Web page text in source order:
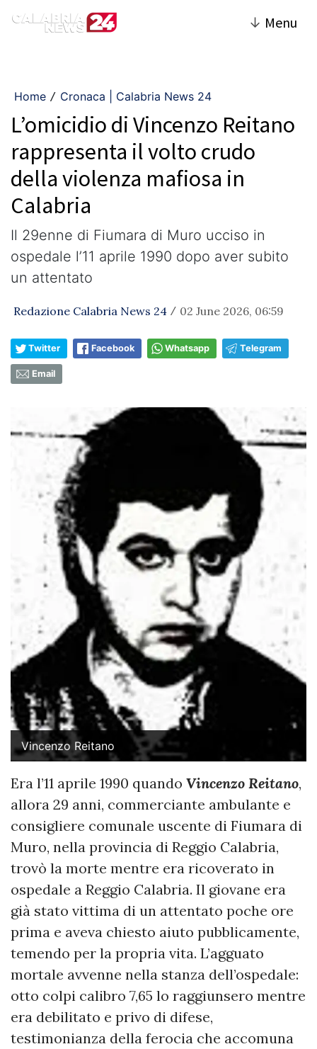
↓ Menu
Home / Cronaca | Calabria News 24
L’omicidio di Vincenzo Reitano
rappresenta il volto crudo
della violenza mafiosa in
Calabria
Il 29enne di Fiumara di Muro ucciso in
ospedale l’11 aprile 1990 dopo aver subito
un attentato
Redazione Calabria News 24 / 02 June 2026, 06:59
Twitter Facebook Whatsapp Telegram
Email
Vincenzo Reitano
Era l’11 aprile 1990 quando Vincenzo Reitano,
allora 29 anni, commerciante ambulante e
consigliere comunale uscente di Fiumara di
Muro, nella provincia di Reggio Calabria,
trovò la morte mentre era ricoverato in
ospedale a Reggio Calabria. Il giovane era
già stato vittima di un attentato poche ore
prima e aveva chiesto aiuto pubblicamente,
temendo per la propria vita. L’agguato
mortale avvenne nella stanza dell’ospedale:
otto colpi calibro 7,65 lo raggiunsero mentre
era debilitato e privo di difese,
testimonianza della ferocia che accomuna